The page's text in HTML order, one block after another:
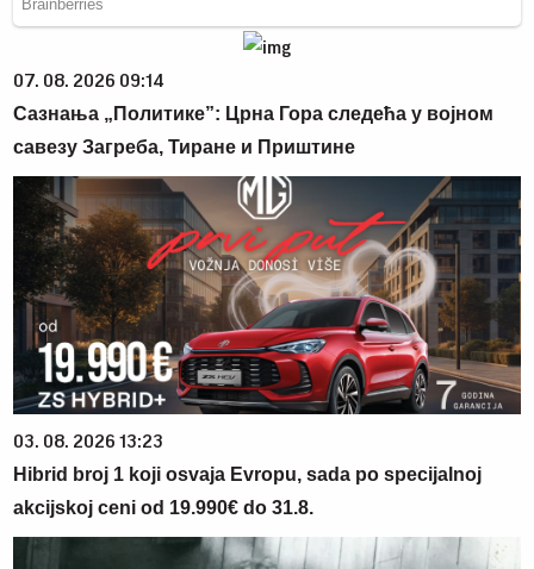
07. 08. 2026 09:14
Сазнања „Политике”: Црна Гора следећа у војном
савезу Загреба, Тиране и Приштине
03. 08. 2026 13:23
Hibrid broj 1 koji osvaja Evropu, sada po specijalnoj
akcijskoj ceni od 19.990€ do 31.8.